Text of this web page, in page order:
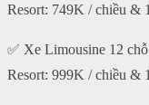
Resort: 749K / chiều &
✅ Xe Limousine 12
Resort: 999K / chiều &